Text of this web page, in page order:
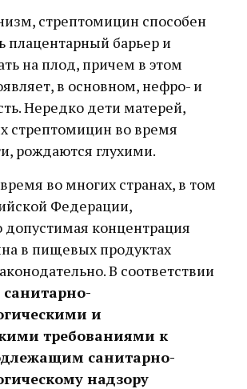
стрептомицин способен
плацентарный барьер и
на плод, причем в этом
в основном, нефро- и
Нередко дети матерей,
стрептомицин во время
рождаются глухими.
во многих странах, в том
Федерации,
концентрация
в пищевых продуктах
В соответствии
и
требованиями к
санитарно-
надзору